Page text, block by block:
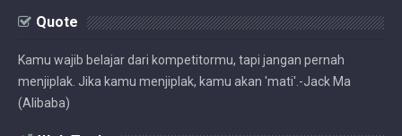
Quote
Kamu wajib belajar dari kompetitormu, tapi jangan pernah
menjiplak. Jika kamu menjiplak, kamu akan 'mati'.-Jack Ma
(Alibaba)